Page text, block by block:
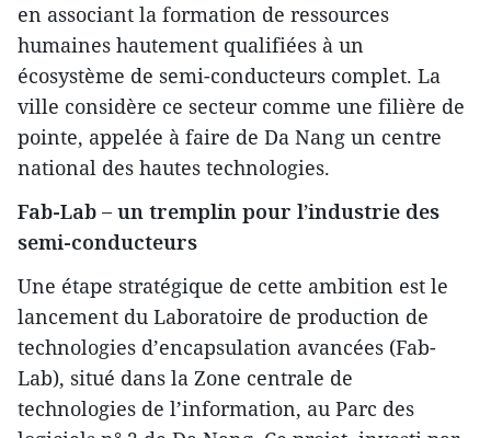
en associant la formation de ressources
humaines hautement qualifiées à un
écosystème de semi-conducteurs complet. La
ville considère ce secteur comme une filière de
pointe, appelée à faire de Da Nang un centre
national des hautes technologies.
Fab-Lab – un tremplin pour l’industrie des
semi-conducteurs
Une étape stratégique de cette ambition est le
lancement du Laboratoire de production de
technologies d’encapsulation avancées (Fab-
Lab), situé dans la Zone centrale de
technologies de l’information, au Parc des